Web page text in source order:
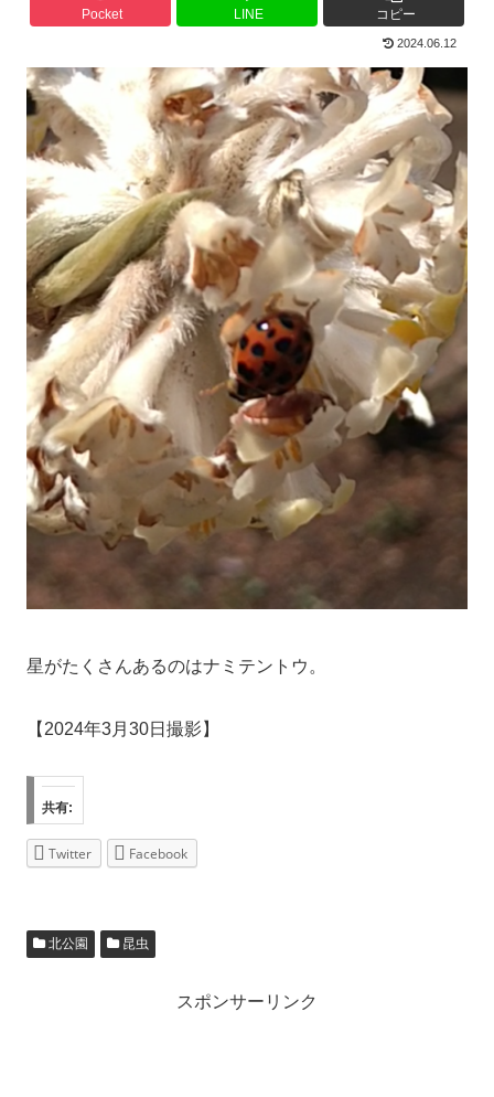
Pocket LINE コピー
2024.06.12
星がたくさんあるのはナミテントウ。
【2024年3月30日撮影】
共有:
Twitter Facebook
北公園 昆虫
スポンサーリンク